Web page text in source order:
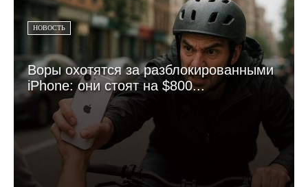
НОВОСТЬ
Воры охотятся за разблокированными
iPhone: они стоят на $800...